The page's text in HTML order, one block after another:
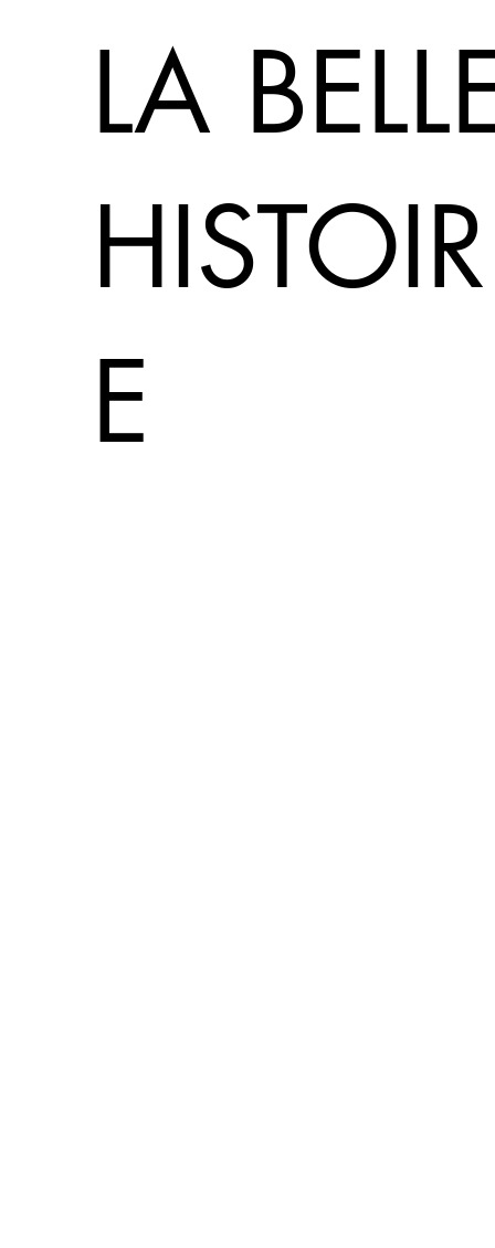
LA
HISTOIR
E